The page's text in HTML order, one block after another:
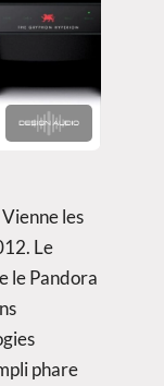
les
Le
le Pandora
phare